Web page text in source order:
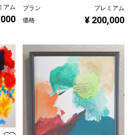
アム
プラン
プレミアム
価格
¥ 200,000